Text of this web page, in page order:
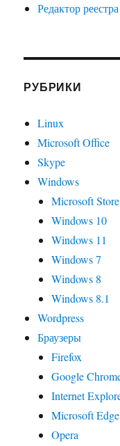
Редактор
РУБРИКИ
Linux
Microsoft Office
Skype
Windows
Microsoft Store
Windows 10
Windows 11
Windows 7
Windows 8
Windows 8.1
Wordpress
Браузеры
Firefox
Google
Internet
Microsoft Edge
Opera